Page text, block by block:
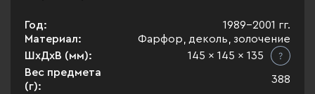
Год:
1989-2001 гг.
Материал:
Фарфор, деколь, золочение
ШхДхВ (мм):
145 x 145 x 135
Вес предмета
(г):
388